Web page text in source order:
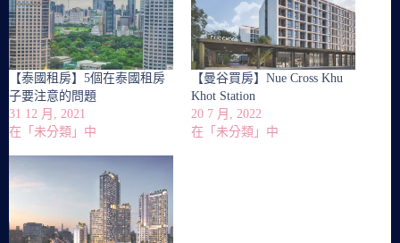
【泰國租房】5個在泰國租房
子要注意的問題
31 12 月, 2021
在「未分類」中
【曼谷買房】Nue Cross Khu
Khot Station
20 7 月, 2022
在「未分類」中